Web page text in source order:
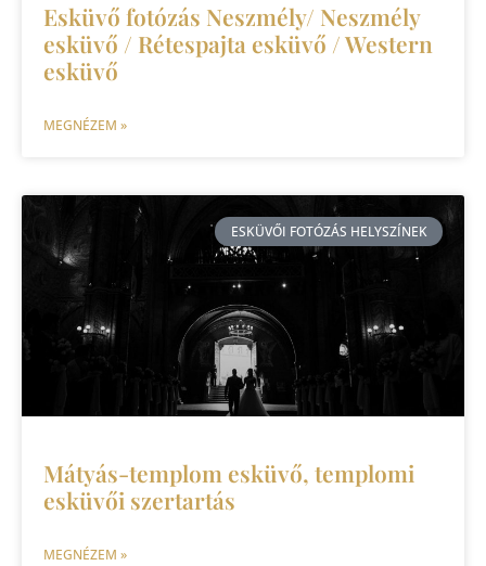
Esküvő fotózás Neszmély/ Neszmély
esküvő / Rétespajta esküvő / Western
esküvő
MEGNÉZEM »
ESKÜVŐI FOTÓZÁS HELYSZÍNEK
Mátyás-templom esküvő, templomi
esküvői szertartás
MEGNÉZEM »